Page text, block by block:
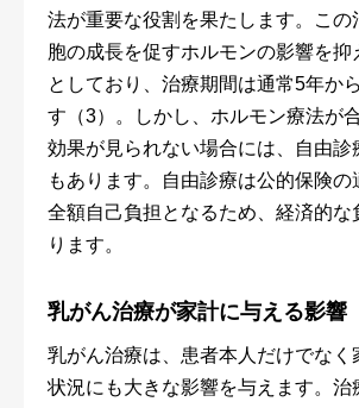
法が重要な役割を果たします。この
胞の成長を促すホルモンの影響を抑
としており、治療期間は通常5年か
す（3）。しかし、ホルモン療法が
効果が見られない場合には、自由診
もあります。自由診療は公的保険の
全額自己負担となるため、経済的な
ります。
乳がん治療が家計に与える影響
乳がん治療は、患者本人だけでなく
状況にも大きな影響を与えます。治